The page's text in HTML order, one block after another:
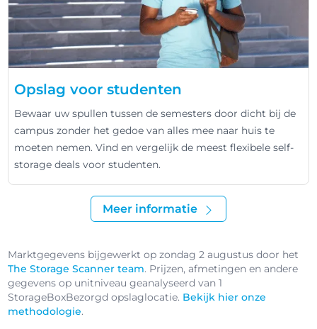
Opslag voor studenten
Bewaar uw spullen tussen de semesters door dicht bij de
campus zonder het gedoe van alles mee naar huis te
moeten nemen. Vind en vergelijk de meest flexibele self-
storage deals voor studenten.
Meer informatie
Marktgegevens bijgewerkt op zondag 2 augustus door het
The Storage Scanner team. Prijzen, afmetingen en andere
gegevens op unitniveau geanalyseerd van 1
StorageBoxBezorgd opslaglocatie. Bekijk hier onze
methodologie.